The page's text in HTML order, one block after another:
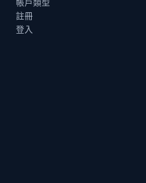
帳戶類型
註冊
登入